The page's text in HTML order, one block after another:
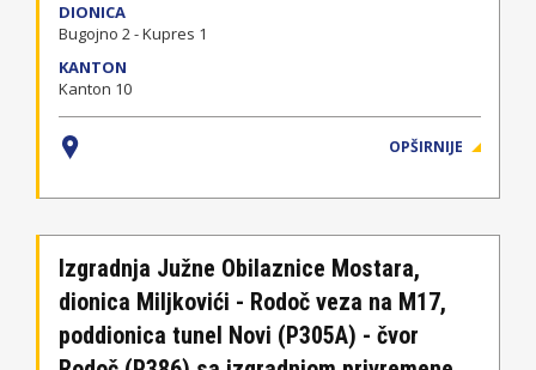
DIONICA
Bugojno 2 - Kupres 1
KANTON
Kanton 10
OPŠIRNIJE
Izgradnja Južne Obilaznice Mostara,
dionica Miljkovići - Rodoč veza na M17,
poddionica tunel Novi (P305A) - čvor